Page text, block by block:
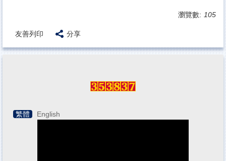
瀏覽數: 105
友善列印 分享
繁體 English